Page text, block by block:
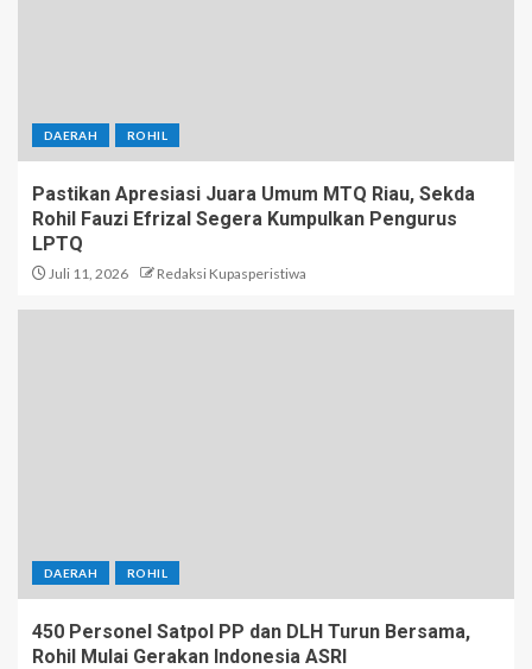
DAERAH ROHIL
Pastikan Apresiasi Juara Umum MTQ Riau, Sekda
Rohil Fauzi Efrizal Segera Kumpulkan Pengurus
LPTQ
Juli 11, 2026 Redaksi Kupasperistiwa
DAERAH ROHIL
450 Personel Satpol PP dan DLH Turun Bersama,
Rohil Mulai Gerakan Indonesia ASRI